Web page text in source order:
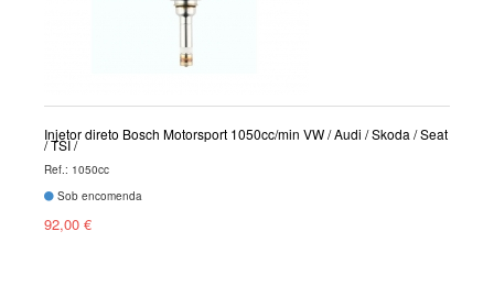
Injetor direto Bosch Motorsport 1050cc/min VW / Audi / Skoda / Seat
/ TSI /
Ref.: 1050cc
Sob encomenda
92,00 €